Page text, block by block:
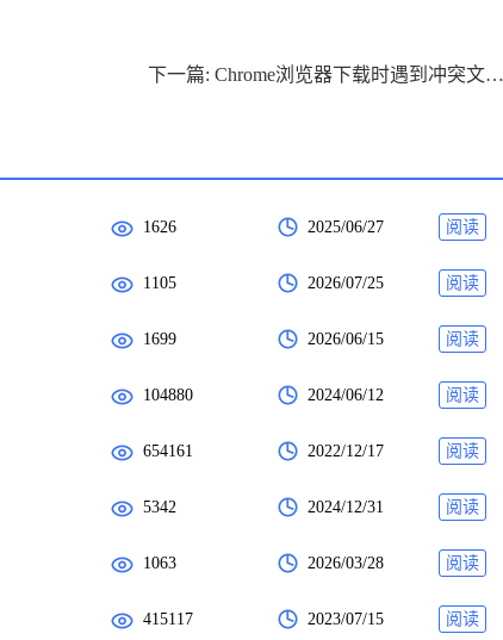
下一篇: Chrome浏览器下载时遇到冲突文件的处理技巧
1626 2025/06/27 阅读
1105 2026/07/25 阅读
1699 2026/06/15 阅读
104880 2024/06/12 阅读
654161 2022/12/17 阅读
5342 2024/12/31 阅读
1063 2026/03/28 阅读
415117 2023/07/15 阅读